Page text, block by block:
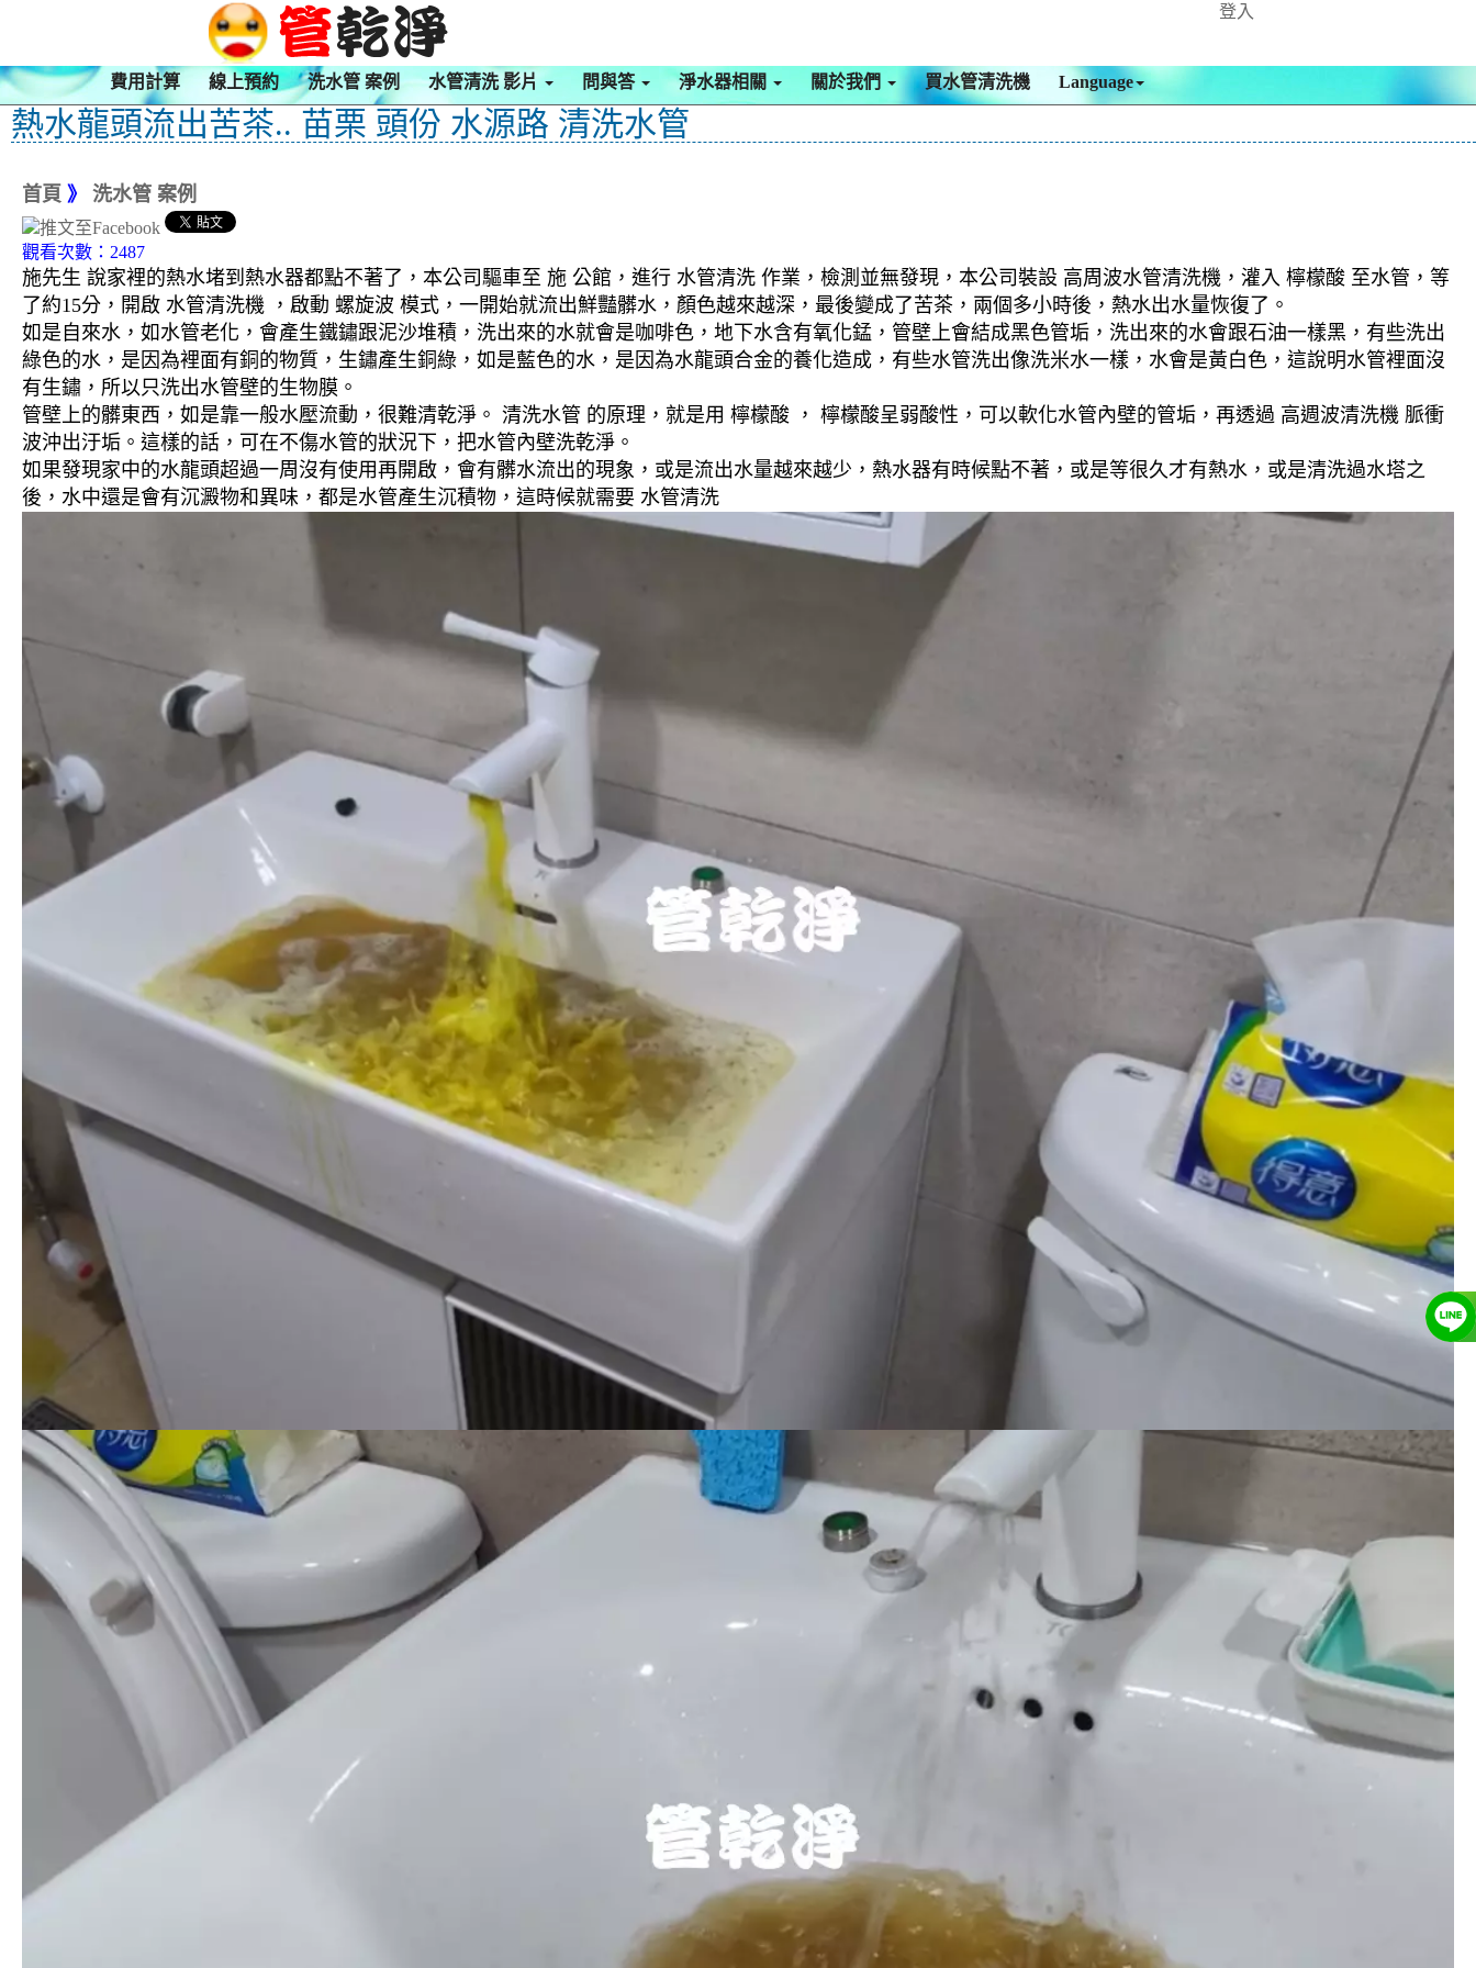
登入
費用計算 線上預約 洗水管 案例 水管清洗 影片 問與答 淨水器相關 關於我們 買水管清洗機 Language
熱水龍頭流出苦茶.. 苗栗 頭份 水源路 清洗水管
首頁 》 洗水管 案例
觀看次數：2487
施先生 說家裡的熱水堵到熱水器都點不著了，本公司驅車至 施 公館，進行 水管清洗 作業，檢測並無發現，本公司裝設 高周波水管清洗機，灌入 檸檬酸 至水管，等
了約15分，開啟 水管清洗機 ，啟動 螺旋波 模式，一開始就流出鮮豔髒水，顏色越來越深，最後變成了苦茶，兩個多小時後，熱水出水量恢復了。
如是自來水，如水管老化，會產生鐵鏽跟泥沙堆積，洗出來的水就會是咖啡色，地下水含有氧化錳，管壁上會結成黑色管垢，洗出來的水會跟石油一樣黑，有些洗出
綠色的水，是因為裡面有銅的物質，生鏽產生銅綠，如是藍色的水，是因為水龍頭合金的養化造成，有些水管洗出像洗米水一樣，水會是黃白色，這說明水管裡面沒
有生鏽，所以只洗出水管壁的生物膜。
管壁上的髒東西，如是靠一般水壓流動，很難清乾淨。 清洗水管 的原理，就是用 檸檬酸 ， 檸檬酸呈弱酸性，可以軟化水管內壁的管垢，再透過 高週波清洗機 脈衝
波沖出汙垢。這樣的話，可在不傷水管的狀況下，把水管內壁洗乾淨。
如果發現家中的水龍頭超過一周沒有使用再開啟，會有髒水流出的現象，或是流出水量越來越少，熱水器有時候點不著，或是等很久才有熱水，或是清洗過水塔之
後，水中還是會有沉澱物和異味，都是水管產生沉積物，這時候就需要 水管清洗